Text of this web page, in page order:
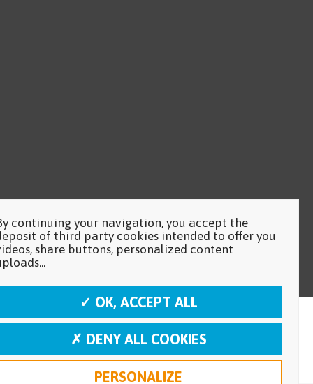
continuing your navigation, you accept the
of third party cookies intended to offer you
share buttons, personalized content
✓ OK, ACCEPT ALL
✗ DENY ALL COOKIES
PERSONALIZE